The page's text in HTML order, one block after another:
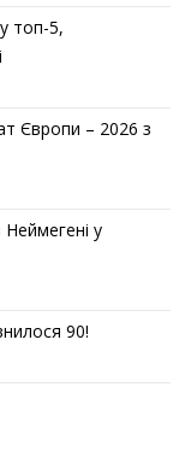
топ-5,
Європи – 2026 з
Неймегені у
90!